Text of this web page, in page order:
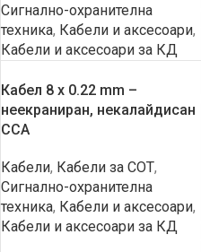
Сигнално-охранителна
техника, Кабели и аксесоари,
Кабели и аксесоари за КД
Кабел 8 x 0.22 mm –
неекраниран, некалайдисан
CCA
Кабели, Кабели за СОТ,
Сигнално-охранителна
техника, Кабели и аксесоари,
Кабели и аксесоари за КД